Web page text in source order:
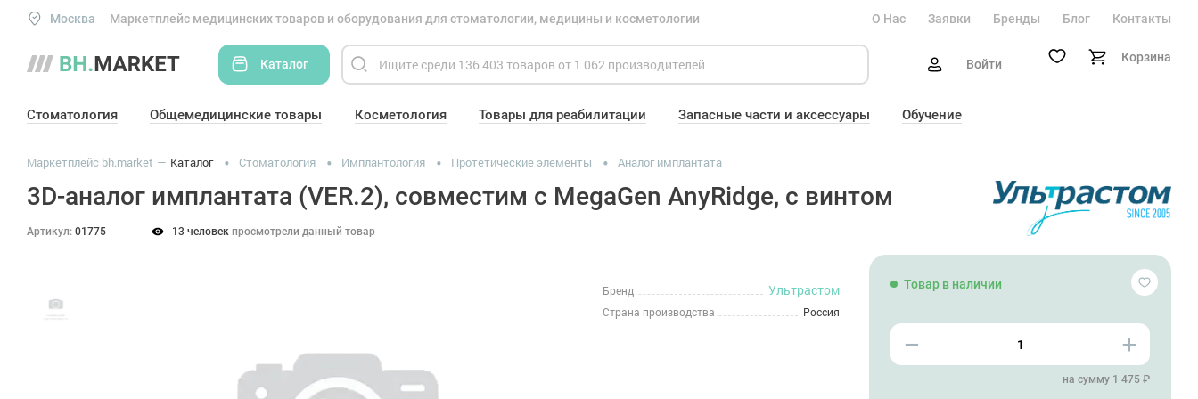
Москва Маркетплейс медицинских товаров и оборудования для стоматологии, медицины и косметологии О Нас Заявки Бренды Блог Контакты
Каталог Войти Корзина
Стоматология Общемедицинские товары Косметология Товары для реабилитации Запасные части и аксессуары Обучение
Маркетплейс bh.market Каталог Стоматология Имплантология Протетические элементы Аналог имплантата
3D-аналог имплантата (VER.2), совместим с MegaGen AnyRidge, с винтом
Артикул: 01775 13 человек просмотрели данный товар
Бренд Ультрастом
Страна производства Россия
Товар в наличии
на сумму 1 475 ₽